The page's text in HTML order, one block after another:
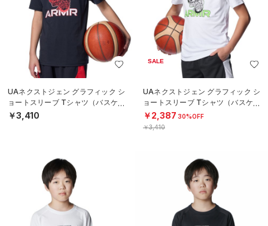
UAネクストジェン グラフィック シ
ョートスリーブ Tシャツ（バスケッ
トボール/BOYS）
￥3,410
SALE
UAネクストジェン グラフィック シ
ョートスリーブ Tシャツ（バスケッ
トボール/BOYS）
￥2,387 30%OFF
￥3,410